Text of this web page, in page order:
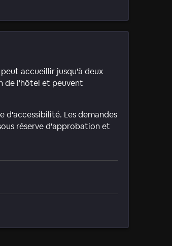
accueillir jusqu'à deux
de l'hôtel et peuvent
d'accessibilité. Les demandes
réserve d'approbation et